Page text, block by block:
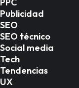
Publicidad
SEO
SEO técnico
Social media
Tech
Tendencias
UX
Si estás